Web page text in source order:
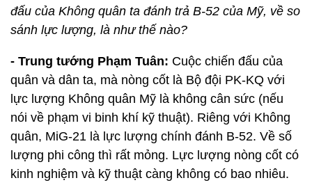
đấu của Không quân ta đánh trả B-52 của Mỹ, về so
sánh lực lượng, là như thế nào?
- Trung tướng Phạm Tuân: Cuộc chiến đấu của
quân và dân ta, mà nòng cốt là Bộ đội PK-KQ với
lực lượng Không quân Mỹ là không cân sức (nếu
nói về phạm vi binh khí kỹ thuật). Riêng với Không
quân, MiG-21 là lực lượng chính đánh B-52. Về số
lượng phi công thì rất mỏng. Lực lượng nòng cốt có
kinh nghiệm và kỹ thuật càng không có bao nhiêu.